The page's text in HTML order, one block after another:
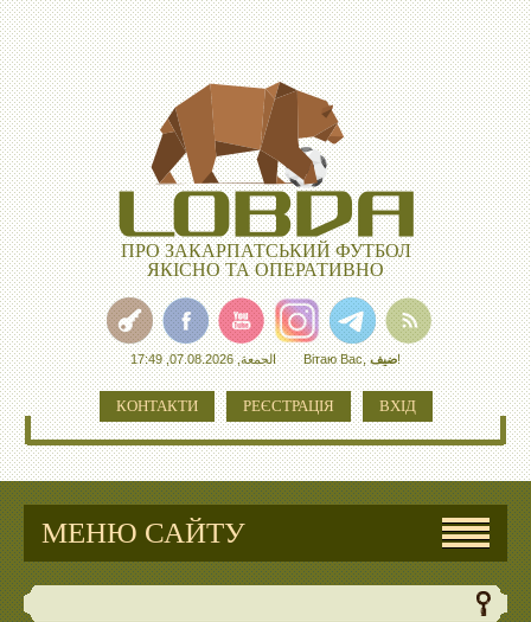
ПРО ЗАКАРПАТСЬКИЙ ФУТБОЛ
ЯКІСНО ТА ОПЕРАТИВНО
الجمعة, 07.08.2026, 17:49 Вітаю Вас,ضيف!
КОНТАКТИ РЕЄСТРАЦІЯ ВХІД
МЕНЮ САЙТУ